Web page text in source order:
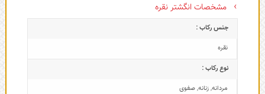
مشخصات انگشتر نقره
جنس رکاب :
نقره
نوع رکاب :
مردانه,زنانه,صفوی